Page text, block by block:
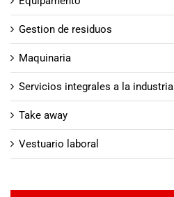
Gestion de residuos
Maquinaria
Servicios integrales a la industria
Take away
Vestuario laboral